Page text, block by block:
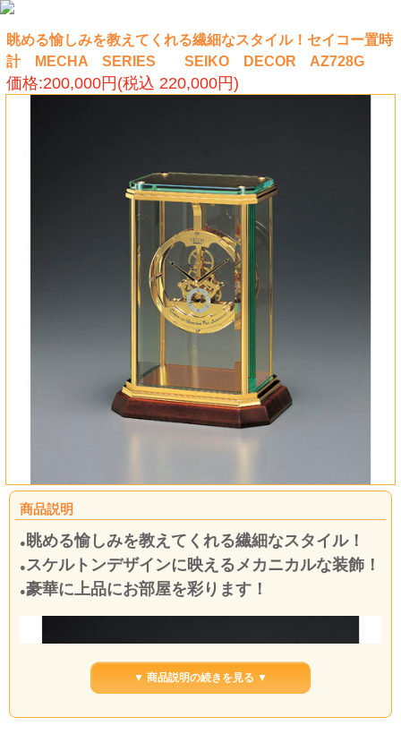
眺める愉しみを教えてくれる繊細なスタイル！セイコー置時
計 MECHA SERIES SEIKO DECOR AZ728G
価格:200,000円(税込 220,000円)
商品説明
● 眺める愉しみを教えてくれる繊細なスタイル！
● スケルトンデザインに映えるメカニカルな装飾！
●豪華に上品にお部屋を彩ります！
▼ 商品説明の続きを見る ▼